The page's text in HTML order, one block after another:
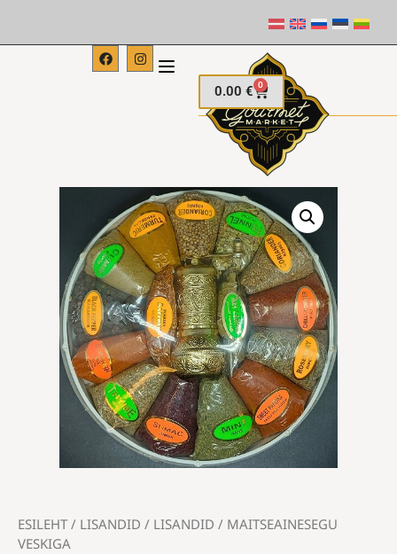
0.00 € 0
ESILEHT / LISANDID / LISANDID / MAITSEAINESEGU
VESKIGA